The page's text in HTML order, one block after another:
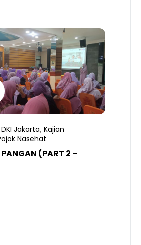
DKI Jakarta, Kajian
Nasehat
(PART 2 –